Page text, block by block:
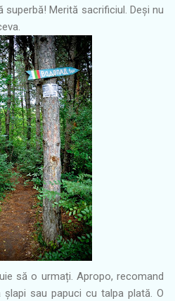
Merită sacrificiul. Deși nu
să o urmați. Apropo, recomand
șlapi sau papuci cu talpa plată. O